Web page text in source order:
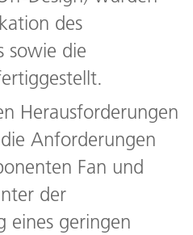
des
sowie die
Herausforderungen
Anforderungen
Fan und
der
eines geringen